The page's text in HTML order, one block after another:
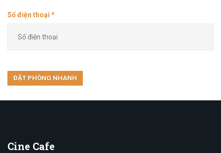
Số điện thoại *
Cine Cafe